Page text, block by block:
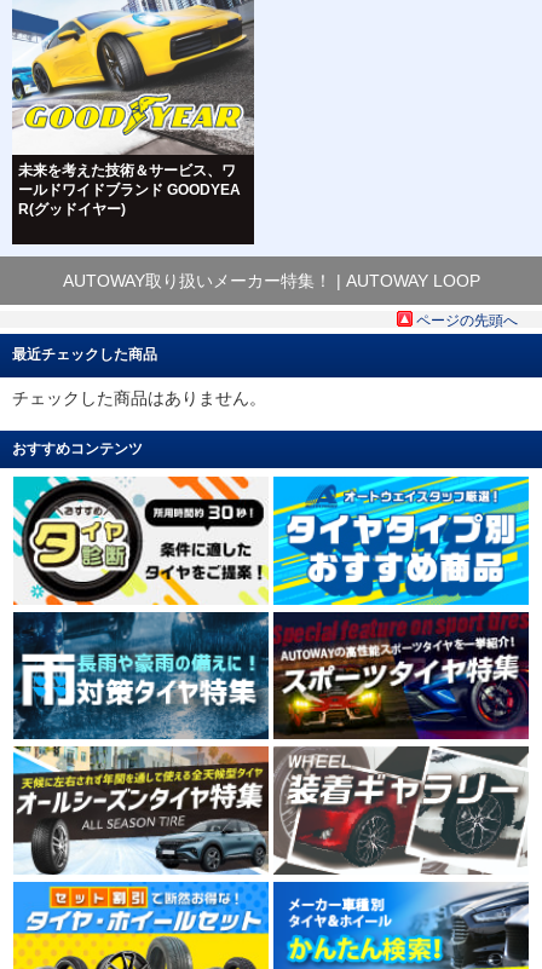
未来を考えた技術＆サービス、ワ
ールドワイドブランド GOODYEA
R(グッドイヤー)
AUTOWAY取り扱いメーカー特集！ | AUTOWAY LOOP
ページの先頭へ
最近チェックした商品
チェックした商品はありません。
おすすめコンテンツ